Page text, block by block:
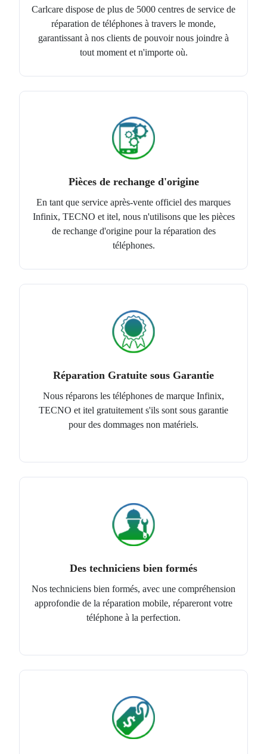
Carlcare dispose de plus de 5000 centres de service de
réparation de téléphones à travers le monde,
garantissant à nos clients de pouvoir nous joindre à
tout moment et n'importe où.
Pièces de rechange d'origine
En tant que service après-vente officiel des marques
Infinix, TECNO et itel, nous n'utilisons que les pièces
de rechange d'origine pour la réparation des
téléphones.
Réparation Gratuite sous Garantie
Nous réparons les téléphones de marque Infinix,
TECNO et itel gratuitement s'ils sont sous garantie
pour des dommages non matériels.
Des techniciens bien formés
Nos techniciens bien formés, avec une compréhension
approfondie de la réparation mobile, répareront votre
téléphone à la perfection.